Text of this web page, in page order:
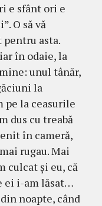
e sfânt ori e
O să vă
pentru asta.
în odaie, la
unul tânăr,
la
pe la ceasurile
dus cu treabă
în cameră,
rugau. Mai
culcat şi eu, că
ei i-am lă­sat…
noapte, când